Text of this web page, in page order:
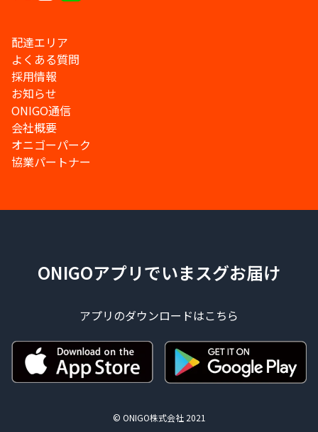
配達エリア
よくある質問
採用情報
お知らせ
ONIGO通信
会社概要
オニゴーパーク
協業パートナー
ONIGOアプリでいまスグお届け
アプリのダウンロードはこちら
© ONIGO株式会社 2021